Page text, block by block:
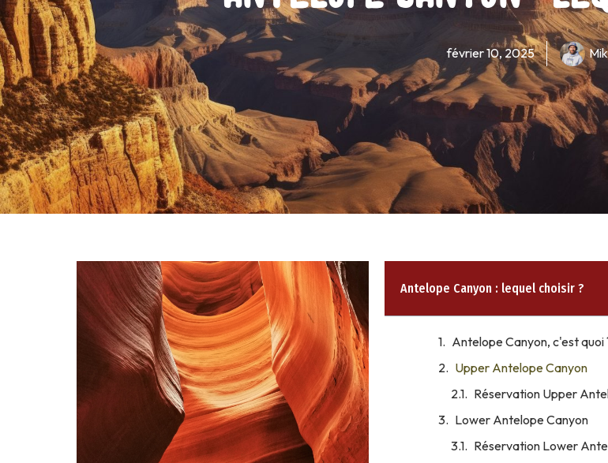
février 10, 2025
Antelope Canyon : lequel choisir ?
Antelope Canyon, c'est quoi
Upper Antelope Canyon
Réservation Upper
Lower Antelope Canyon
Réservation Lower